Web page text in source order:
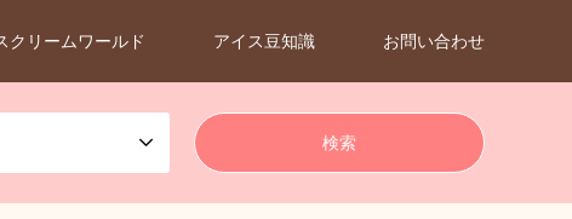
クリームワールド アイス豆知識 お問い合わせ